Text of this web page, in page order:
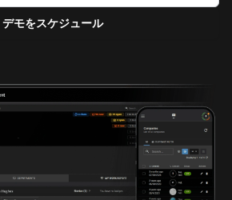
デモをスケジュール